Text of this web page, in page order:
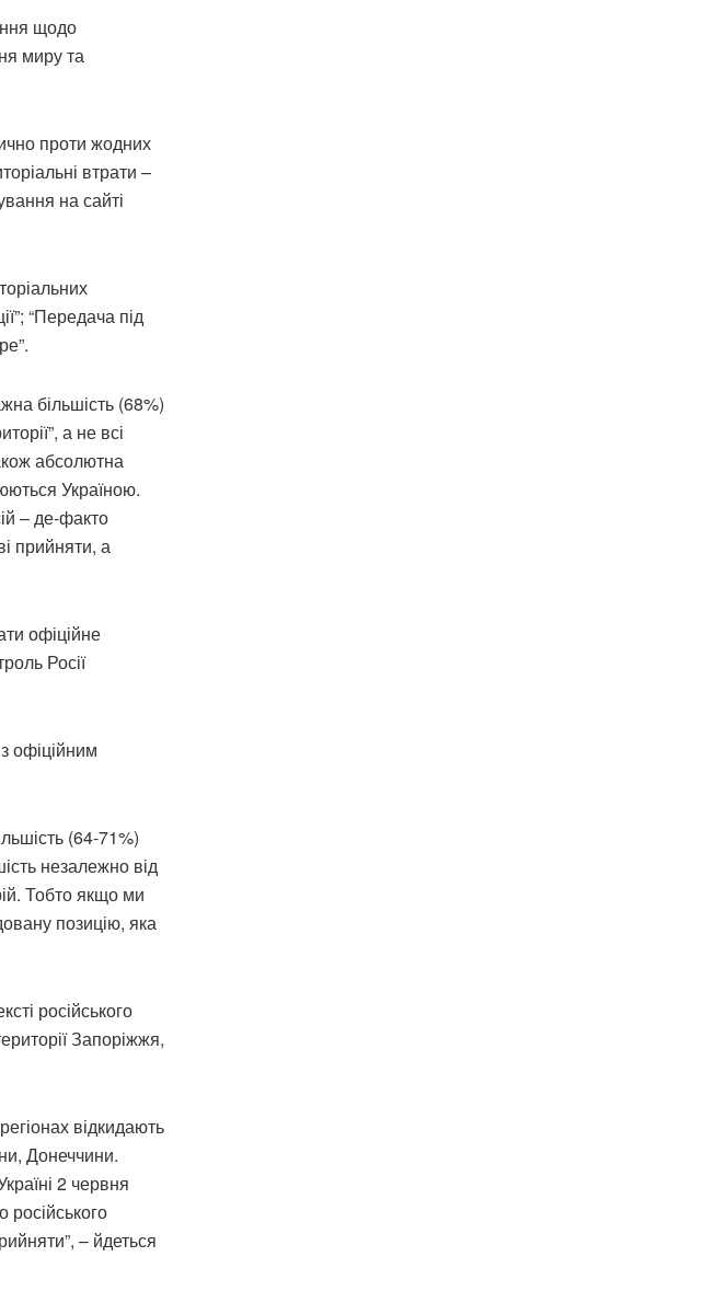
щодо
миру та
проти жодних
втрати –
на сайті
“Передача під
більшість (68%)
а не всі
абсолютна
Україною.
– де-факто
прийняти, а
офіційне
Росії
офіційним
(64-71%)
незалежно від
Тобто якщо ми
позицію, яка
російського
Запоріжжя,
відкидають
Донеччини.
2 червня
російського
– йдеться